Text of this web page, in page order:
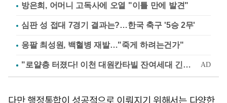
방은희, 어머니 고독사에 오열 "이틀 만에 발견"
심판 성 접대 7경기 결과는?…한국 축구 '5승 2무'
응팔 최성원, 백혈병 재발…"죽게 하려는건가"
다만 행정통합이 성공적으로 이뤄지기 위해서는 다양한